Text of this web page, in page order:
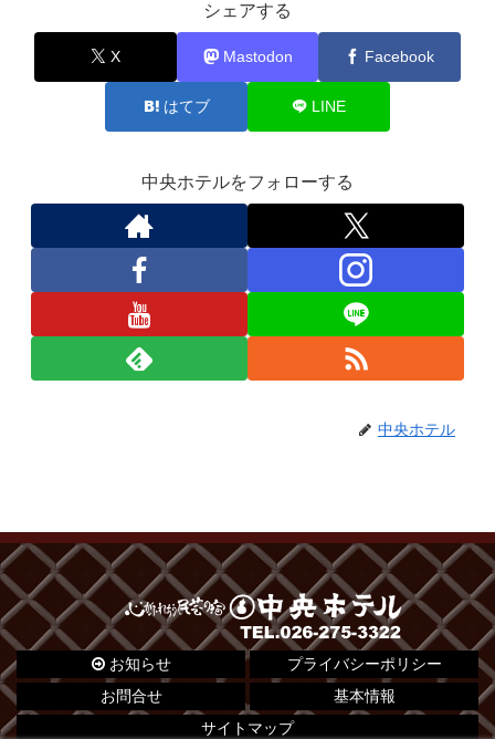
シェアする
X Mastodon Facebook
はてブ LINE
中央ホテルをフォローする
中央ホテル
お知らせ
プライバシーポリシー
お問合せ
基本情報
サイトマップ